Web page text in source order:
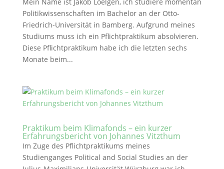
Politikwissenschaften im Bachelor an der Otto-
Friedrich-Universität in Bamberg. Aufgrund meines
Studiums muss ich ein Pflichtpraktikum absolvieren.
Diese Pflichtpraktikum habe ich die letzten sechs
Monate beim...
Praktikum beim Klimafonds – ein kurzer
Erfahrungsbericht von Johannes Vitzthum
Im Zuge des Pflichtpraktikums meines
Studienganges Political and Social Studies an der